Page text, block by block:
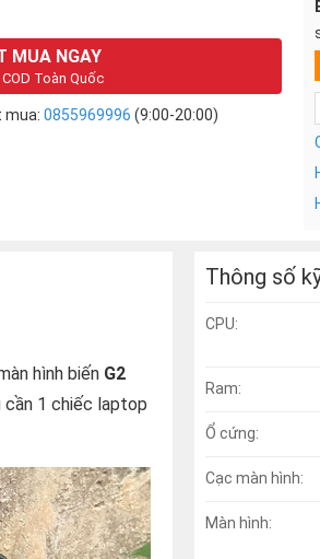
MUA NGAY
Toàn Quốc
mua: 0855969996 (9:00-20:00)
hình biến G2
cần 1 chiếc laptop
Thông số
CPU:
Ram:
Ổ cứng:
Cạc màn hình:
Màn hình: